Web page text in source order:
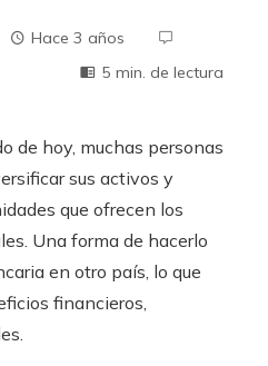
Hace 3 años
5 min. de lectura
de hoy, muchas personas
sus activos y
que ofrecen los
Una forma de hacerlo
en otro país, lo que
financieros,